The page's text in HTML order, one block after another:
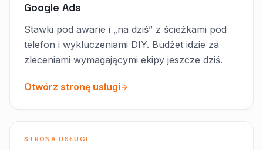
Google Ads
Stawki pod awarie i „na dziś” z ścieżkami pod
telefon i wykluczeniami DIY. Budżet idzie za
zleceniami wymagającymi ekipy jeszcze dziś.
Otwórz stronę usługi
STRONA USŁUGI